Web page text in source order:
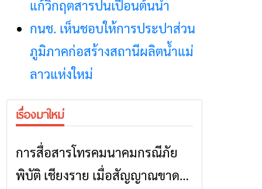
แก้วิกฤตสารปนเปื้อนต้นน้ำ
กนช. เห็นชอบให้การประปาส่วน
ภูมิภาคก่อสร้างสถานีผลิตน้ำแม่
ลาวแห่งใหม่
เรื่องมาใหม่
ข่าวเชียงราย
การสื่อสารโทรคมนาคมกรณีภัย
พิบัติ เชียงราย เมื่อสัญญาณขาด